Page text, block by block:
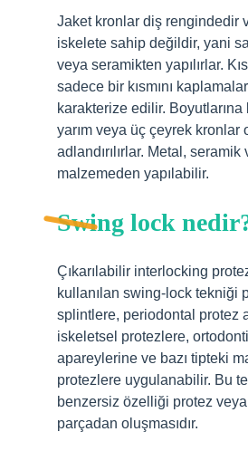
Jaket kronlar diş rengindedir
iskelete sahip değildir, yani
veya seramikten yapılırlar.
sadece bir kısmını
karakterize edilir. Boyutlarına
yarım veya üç çeyrek kronlar
adlandırılırlar. Metal,
malzemeden yapılabilir.
Swing lock
Çıkarılabilir interlocking
kullanılan swing-lock tekniği
splintlere, periodontal protez
iskeletsel protezlere,
apareylerine ve bazı tipteki
protezlere uygulanabilir. Bu
benzersiz özelliği protez
parçadan oluşmasıdır.